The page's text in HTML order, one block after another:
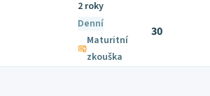
2 roky
Denní
Maturitní
zkouška
30